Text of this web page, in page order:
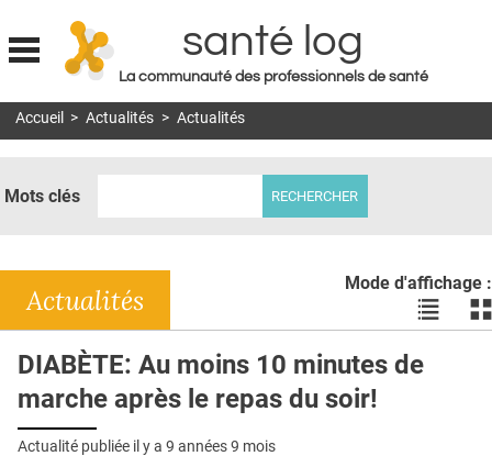
Jump to navigation
santé log
La communauté des professionnels de santé
MON COMPTE
DOSSIERS
RÉSEAUX
E-REVUE SAD
Accueil > Actualités > Actualités
Mots clés
Mode d'affichage :
Voir
les
en
les
Actualités
DIABÈTE: Au moins 10 minutes de
marche après le repas du soir!
Actualité publiée il y a 9 années 9 mois